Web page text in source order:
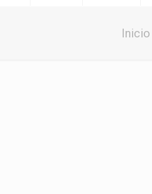
Inicio